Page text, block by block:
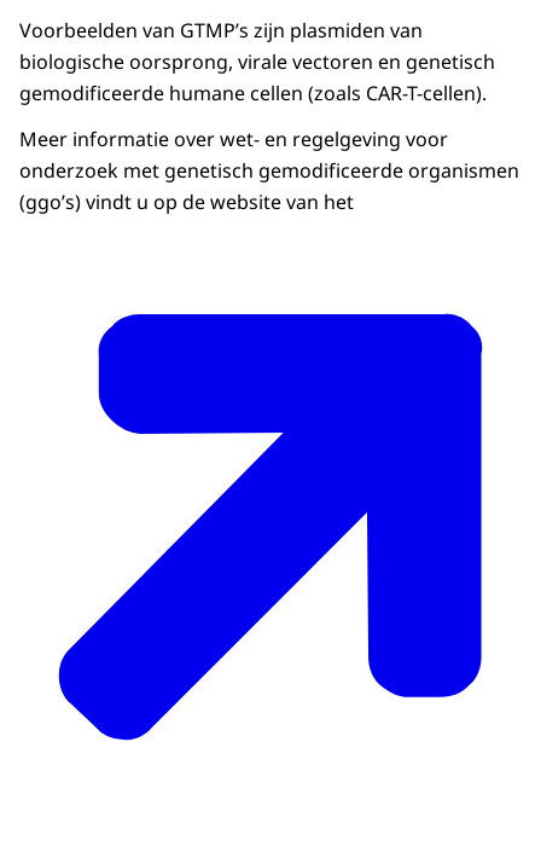
Voorbeelden van GTMP’s zijn plasmiden van
biologische oorsprong, virale vectoren en genetisch
gemodificeerde humane cellen (zoals CAR-T-cellen).
Meer informatie over wet- en regelgeving voor
onderzoek met genetisch gemodificeerde organismen
(ggo’s) vindt u op de website van het